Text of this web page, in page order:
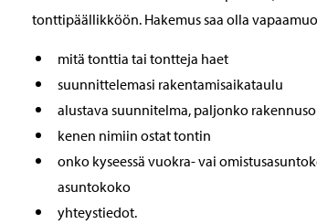
tonttipäällikköön. Hakemus saa olla
mitä tonttia tai tontteja haet
suunnittelemasi rakentamisaikataulu
alustava suunnitelma, paljonko
kenen nimiin ostat tontin
onko kyseessä vuokra- vai
asuntokoko
yhteystiedot.